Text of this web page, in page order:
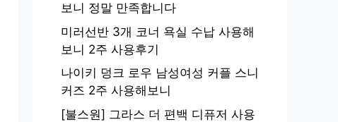
보니 정말 만족합니다
미러선반 3개 코너 욕실 수납 사용해
보니 2주 사용후기
나이키 덩크 로우 남성여성 커플 스니
커즈 2주 사용해보니
[불스원] 그라스 더 편백 디퓨저 사용